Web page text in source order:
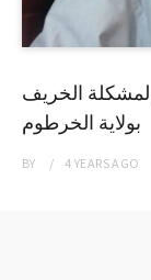
الخريف
بولاية الخرطوم
BY 4 YEARSAGO